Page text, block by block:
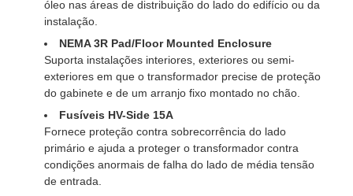
óleo nas áreas de distribuição do lado do edifício ou da
instalação.
NEMA 3R Pad/Floor Mounted Enclosure
Suporta instalações interiores, exteriores ou semi-
exteriores em que o transformador precise de proteção
do gabinete e de um arranjo fixo montado no chão.
Fusíveis HV-Side 15A
Fornece proteção contra sobrecorrência do lado
primário e ajuda a proteger o transformador contra
condições anormais de falha do lado de média tensão
de entrada.